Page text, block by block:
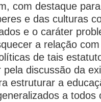
com destaque
e das culturas
e o caráter
a relação
de tais
discussão da
estruturar a
a todos